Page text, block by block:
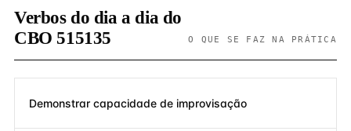
Verbos do dia a dia do
CBO 515135
O QUE SE FAZ NA PRÁTICA
Demonstrar capacidade de improvisação